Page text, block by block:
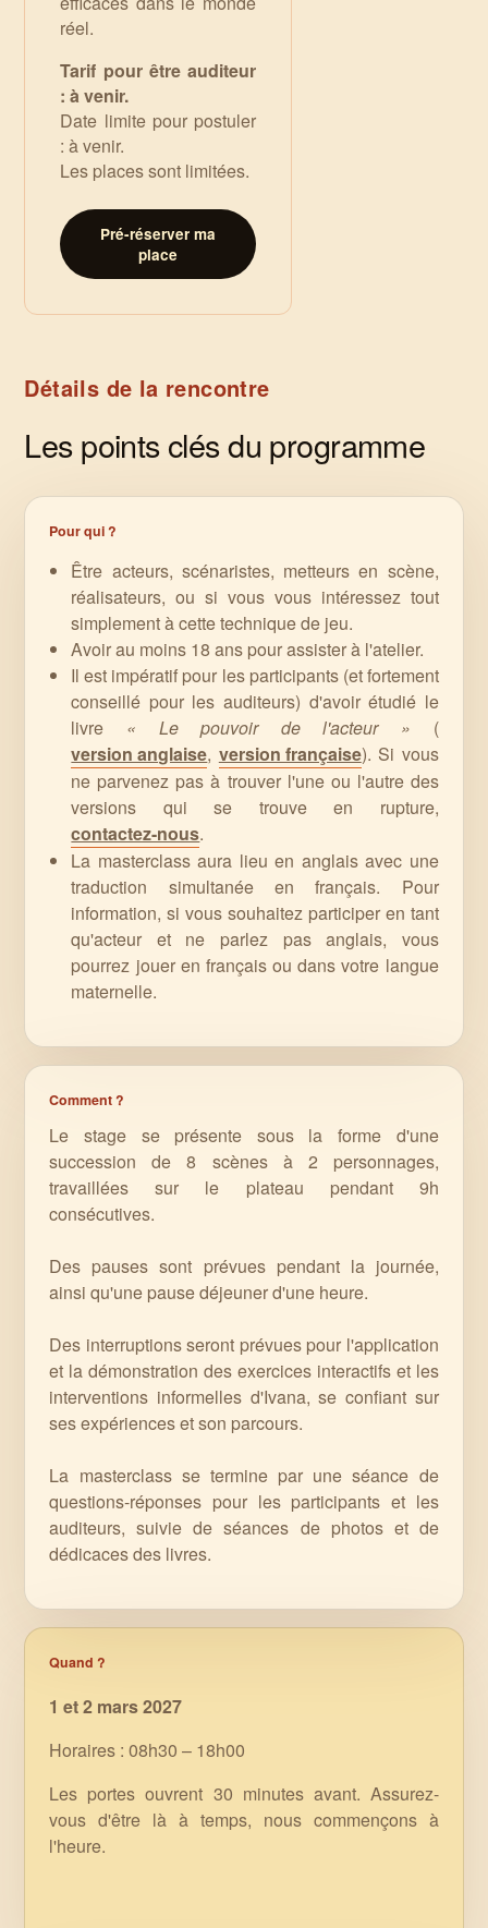
réel.
Tarif pour être auditeur
: à venir.
Date limite pour postuler
: à venir.
Les places sont limitées.
Pré-réserver ma
place
Détails de la rencontre
Les points clés du programme
Pour qui ?
Être acteurs, scénaristes, metteurs en scène,
réalisateurs, ou si vous vous intéressez tout
simplement à cette technique de jeu.
Avoir au moins 18 ans pour assister à l'atelier.
Il est impératif pour les participants (et fortement
conseillé pour les auditeurs) d'avoir étudié le
livre « Le pouvoir de l'acteur » (
version anglaise, version française). Si vous
ne parvenez pas à trouver l'une ou l'autre des
versions qui se trouve en rupture,
contactez-nous.
La masterclass aura lieu en anglais avec une
traduction simultanée en français. Pour
information, si vous souhaitez participer en tant
qu'acteur et ne parlez pas anglais, vous
pourrez jouer en français ou dans votre langue
maternelle.
Comment ?
Le stage se présente sous la forme d'une
succession de 8 scènes à 2 personnages,
travaillées sur le plateau pendant 9h
consécutives.
Des pauses sont prévues pendant la journée,
ainsi qu'une pause déjeuner d'une heure.
Des interruptions seront prévues pour l'application
et la démonstration des exercices interactifs et les
interventions informelles d'Ivana, se confiant sur
ses expériences et son parcours.
La masterclass se termine par une séance de
questions-réponses pour les participants et les
auditeurs, suivie de séances de photos et de
dédicaces des livres.
Quand ?
1 et 2 mars 2027
Horaires : 08h30 – 18h00
Les portes ouvrent 30 minutes avant. Assurez-
vous d'être là à temps, nous commençons à
l'heure.